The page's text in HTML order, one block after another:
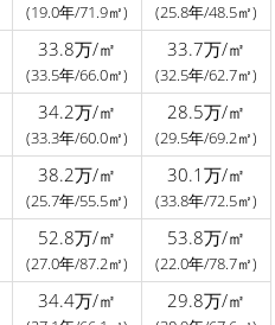
(19.0年/71.9㎡) (25.8年/48.5㎡)
33.8万/㎡
(33.5年/66.0㎡)
33.7万/㎡
(32.5年/62.7㎡)
34.2万/㎡
(33.3年/60.0㎡)
28.5万/㎡
(29.5年/69.2㎡)
38.2万/㎡
(25.7年/55.5㎡)
30.1万/㎡
(33.8年/72.5㎡)
52.8万/㎡
(27.0年/87.2㎡)
53.8万/㎡
(22.0年/78.7㎡)
34.4万/㎡ 29.8万/㎡